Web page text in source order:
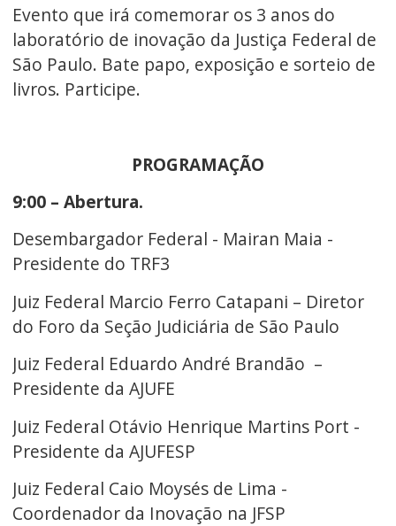
Evento que irá comemorar os 3 anos do
laboratório de inovação da Justiça Federal de
São Paulo. Bate papo, exposição e sorteio de
livros. Participe.
PROGRAMAÇÃO
9:00 – Abertura.
Desembargador Federal - Mairan Maia -
Presidente do TRF3
Juiz Federal Marcio Ferro Catapani – Diretor
do Foro da Seção Judiciária de São Paulo
Juiz Federal Eduardo André Brandão –
Presidente da AJUFE
Juiz Federal Otávio Henrique Martins Port -
Presidente da AJUFESP
Juiz Federal Caio Moysés de Lima -
Coordenador da Inovação na JFSP